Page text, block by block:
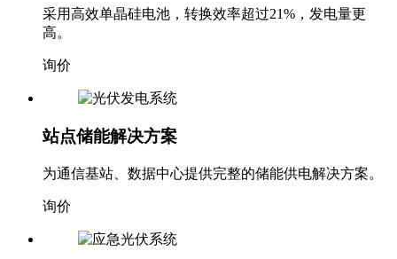
采用高效单晶硅电池，转换效率超过21%，发电量更
高。
询价
站点储能解决方案
为通信基站、数据中心提供完整的储能供电解决方案。
询价